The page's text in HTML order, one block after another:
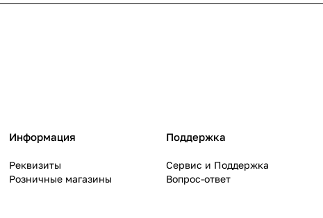
Информация
Реквизиты
Розничные магазины
Поддержка
Сервис и Поддержка
Вопрос-ответ